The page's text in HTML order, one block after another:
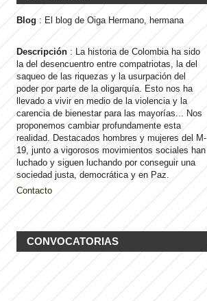
Blog : El blog de Oiga Hermano, hermana
Descripción : La historia de Colombia ha sido
la del desencuentro entre compatriotas, la del
saqueo de las riquezas y la usurpación del
poder por parte de la oligarquía. Esto nos ha
llevado a vivir en medio de la violencia y la
carencia de bienestar para las mayorías... Nos
proponemos cambiar profundamente esta
realidad. Destacados hombres y mujeres del M-
19, junto a vigorosos movimientos sociales han
luchado y siguen luchando por conseguir una
sociedad justa, democrática y en Paz.
Contacto
CONVOCATORIAS